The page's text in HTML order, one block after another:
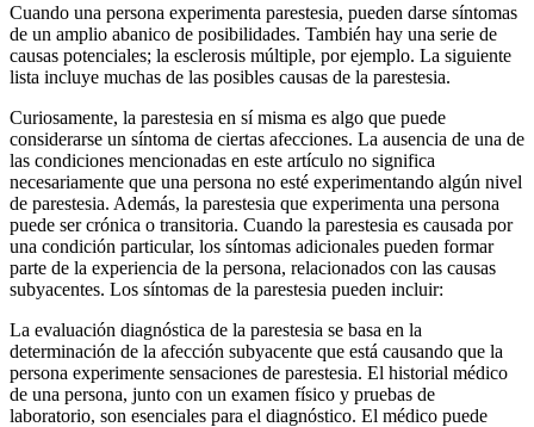
Cuando una persona experimenta parestesia, pueden darse síntomas
de un amplio abanico de posibilidades. También hay una serie de
causas potenciales; la esclerosis múltiple, por ejemplo. La siguiente
lista incluye muchas de las posibles causas de la parestesia.
Curiosamente, la parestesia en sí misma es algo que puede
considerarse un síntoma de ciertas afecciones. La ausencia de una de
las condiciones mencionadas en este artículo no significa
necesariamente que una persona no esté experimentando algún nivel
de parestesia. Además, la parestesia que experimenta una persona
puede ser crónica o transitoria. Cuando la parestesia es causada por
una condición particular, los síntomas adicionales pueden formar
parte de la experiencia de la persona, relacionados con las causas
subyacentes. Los síntomas de la parestesia pueden incluir:
La evaluación diagnóstica de la parestesia se basa en la
determinación de la afección subyacente que está causando que la
persona experimente sensaciones de parestesia. El historial médico
de una persona, junto con un examen físico y pruebas de
laboratorio, son esenciales para el diagnóstico. El médico puede